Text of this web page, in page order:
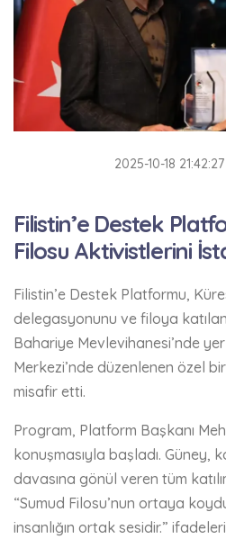
2025-10-18 21:42:27
Filistin’e Destek
Filosu Aktivistlerini
Filistin’e Destek Platformu,
delegasyonunu ve filoya
Bahariye Mevlevihanesi’nde
Merkezi’nde düzenlenen özel
misafir etti.
Program, Platform Başkanı
konuşmasıyla başladı. Güney,
davasına gönül veren tüm
“Sumud Filosu’nun ortaya
insanlığın ortak sesidir.”